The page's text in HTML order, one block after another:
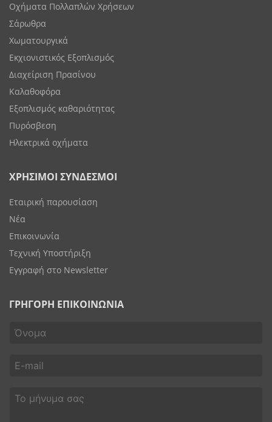
Οχήματα Πολλαπλών Χρήσεων
Σάρωθρα
Χωματουργικά
Εκχιονιστικός Εξοπλισμός
Διαχείριση Πρασίνου
Καλαθοφόρα
Εξοπλισμός καθαριότητας
Πυρόσβεση
Ηλεκτρικά οχήματα
ΧΡΗΣΙΜΟΙ ΣΥΝΔΕΣΜΟΙ
Εταιρική παρουσίαση
Νέα
Επικοινωνία
Τεχνική Υποστήριξη
Εγγραφή στο Newsletter
ΓΡΗΓΟΡΗ ΕΠΙΚΟΙΝΩΝΙΑ